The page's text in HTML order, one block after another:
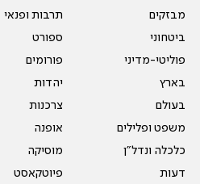
מבזקים
ביטחוני
פוליטי-מדיני
בארץ
בעולם
משפט ופלילים
כלכלה ונדל"ן
דעות
תרבות ופנאי
ספורט
פורומים
יהדות
צרכנות
אופנה
מוסיקה
פיוטקאסט